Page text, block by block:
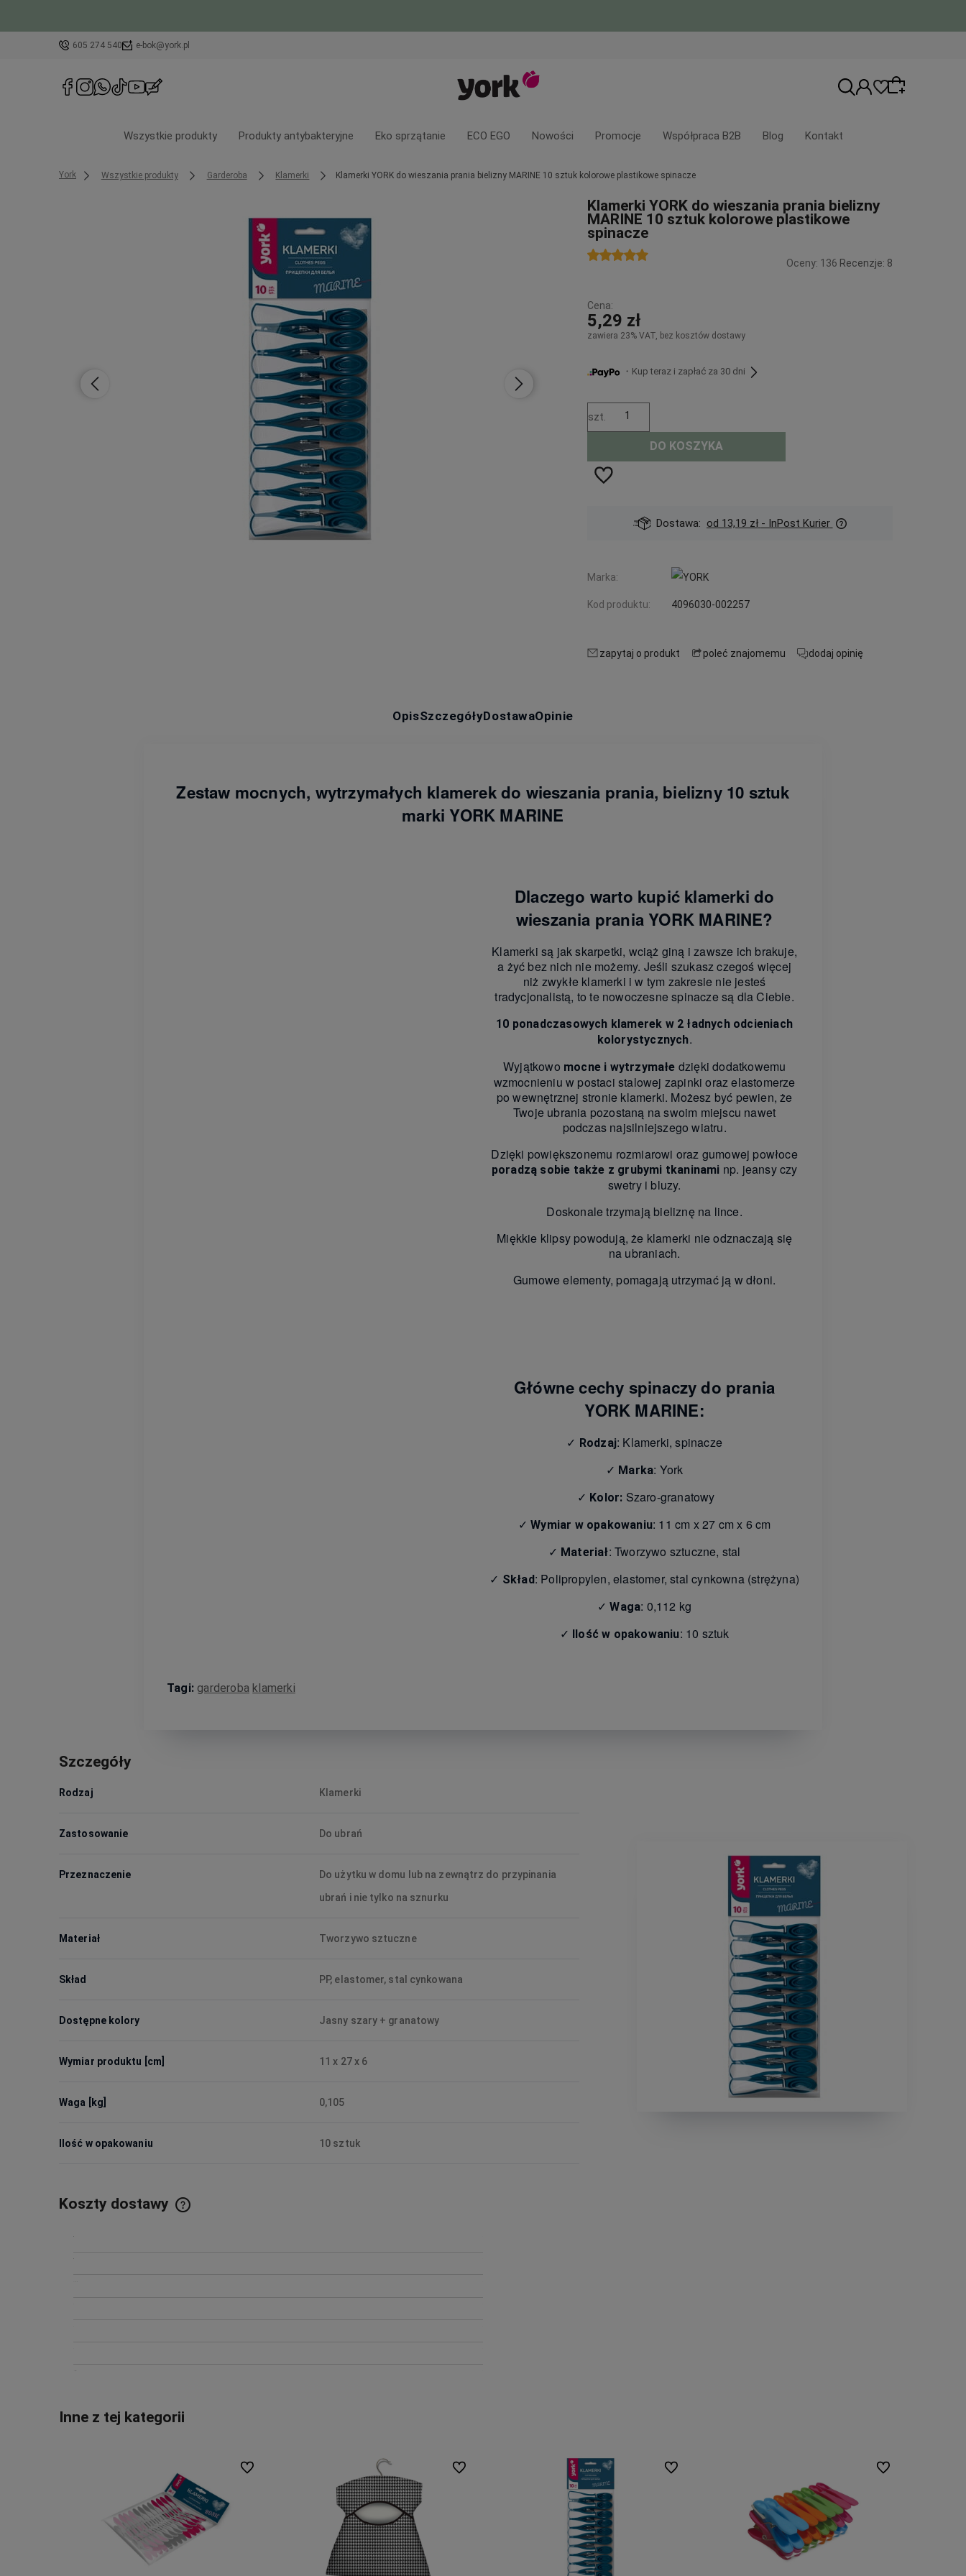
605 274 540 e-bok@york.pl
oferty lub zaloguj się, aby przywrócić
dodane produkty do listy z poprzedniej
Wszystkie produkty Produkty antybakteryjne Eko sprzątanie ECO EGO Nowości Promocje Współpraca B2B Blog Kontakt
York Wszystkie produkty Garderoba Klamerki Klamerki YORK do wieszania prania bielizny MARINE 10 sztuk kolorowe plastikowe spinacze
Klamerki YORK do wieszania prania bielizny
MARINE 10 sztuk kolorowe plastikowe
spinacze
Oceny: 136 Recenzje: 8
Cena:
5,29 zł
zawiera 23% VAT, bez kosztów dostawy
・Kup teraz i zapłać za 30 dni
szt.
DO KOSZYKA
Dostawa: od 13,19 zł - InPost Kurier
Marka:
Kod produktu: 4096030-002257
zapytaj o produkt poleć znajomemu dodaj opinię
OpisSzczegółyDostawaOpinie
Zestaw mocnych, wytrzymałych klamerek do wieszania prania, bielizny 10 sztuk
marki YORK MARINE
Dlaczego warto kupić klamerki do
wieszania prania YORK MARINE?
Klamerki są jak skarpetki, wciąż giną i zawsze ich brakuje,
a żyć bez nich nie możemy. Jeśli szukasz czegoś więcej
niż zwykłe klamerki i w tym zakresie nie jesteś
tradycjonalistą, to te nowoczesne spinacze są dla Ciebie.
10 ponadczasowych klamerek w 2 ładnych odcieniach
kolorystycznych.
Wyjątkowo mocne i wytrzymałe dzięki dodatkowemu
wzmocnieniu w postaci stalowej zapinki oraz elastomerze
po wewnętrznej stronie klamerki. Możesz być pewien, że
Twoje ubrania pozostaną na swoim miejscu nawet
podczas najsilniejszego wiatru.
Dzięki powiększonemu rozmiarowi oraz gumowej powłoce
poradzą sobie także z grubymi tkaninami np. jeansy czy
swetry i bluzy.
Doskonale trzymają bieliznę na lince.
Miękkie klipsy powodują, że klamerki nie odznaczają się
na ubraniach.
Gumowe elementy, pomagają utrzymać ją w dłoni.
Główne cechy spinaczy do prania
YORK MARINE:
✓ Rodzaj: Klamerki, spinacze
✓ Marka: York
✓ Kolor: Szaro-granatowy
✓Wymiar w opakowaniu: 11 cm x 27 cm x 6 cm
✓ Materiał: Tworzywo sztuczne, stal
✓ Skład: Polipropylen, elastomer, stal cynkowna (strężyna)
✓Waga: 0,112 kg
✓
Ilość w opakowaniu: 10 sztuk
Tagi: garderoba klamerki
Szczegóły
Rodzaj Klamerki
Zastosowanie Do ubrań
Przeznaczenie
Do użytku w domu lub na zewnątrz do przypinania
ubrań i nie tylko na sznurku
Materiał Tworzywo sztuczne
Skład PP, elastomer, stal cynkowana
Dostępne kolory Jasny szary + granatowy
Wymiar produktu [cm] 11 x 27 x 6
Waga [kg] 0,105
Ilość w opakowaniu 10 sztuk
Koszty dostawy
Inne z tej kategorii
Do ulubionych Do ulubionych Do ulubionych Do ulubionych